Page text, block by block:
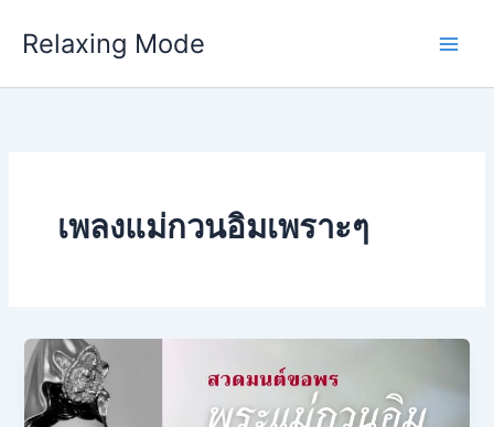
Relaxing Mode
เพลงแม่กวนอิมเพราะๆ